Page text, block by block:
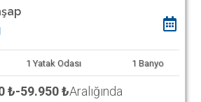
1 Yatak Odası 1 Banyo
₺-59.950 ₺Aralığında